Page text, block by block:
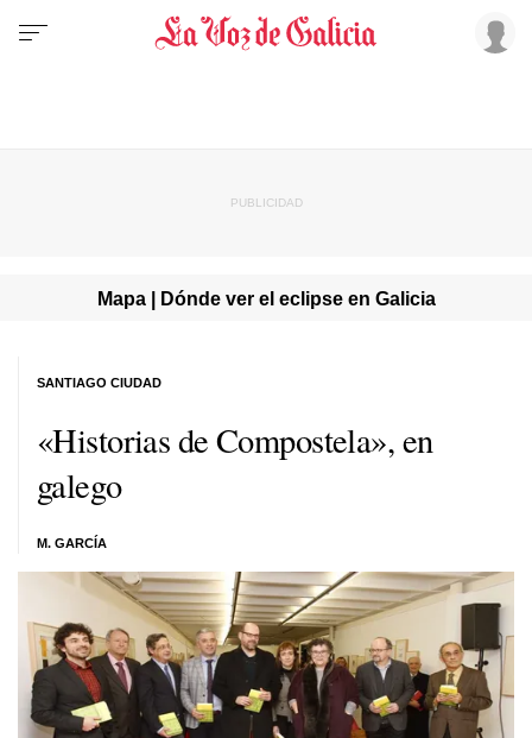
Mapa | Dónde ver el eclipse en Galicia
«Historias de Compostela», en
galego
M. GARCÍA
SANTIAGO CIUDAD